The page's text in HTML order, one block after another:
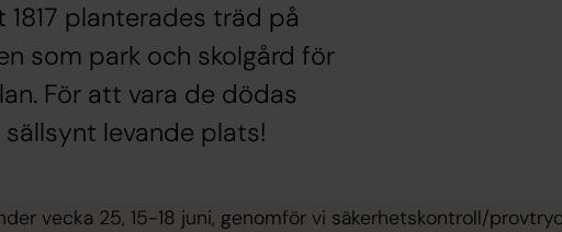
planterades träd på
som park och skolgård för
För att vara de dödas
levande plats!
vecka 25, 15-18 juni, genomför vi säkerhetskontroll/